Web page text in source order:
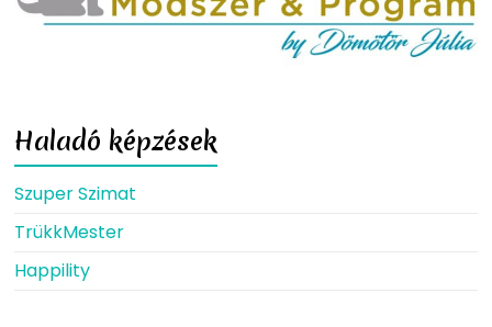
Haladó képzések
Szuper Szimat
TrükkMester
Happility